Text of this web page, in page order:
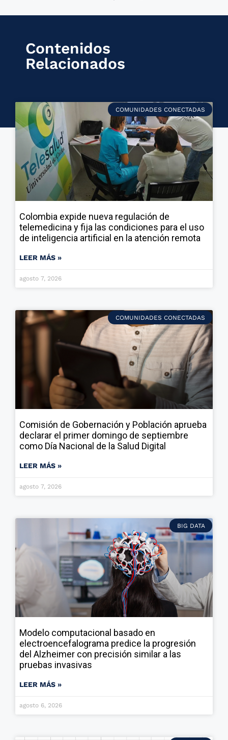
Contenidos
Relacionados
COMUNIDADES CONECTADAS
Colombia expide nueva regulación de
telemedicina y fija las condiciones para el uso
de inteligencia artificial en la atención remota
LEER MÁS »
agosto 7, 2026
COMUNIDADES CONECTADAS
Comisión de Gobernación y Población aprueba
declarar el primer domingo de septiembre
como Día Nacional de la Salud Digital
LEER MÁS »
agosto 7, 2026
BIG DATA
Modelo computacional basado en
electroencefalograma predice la progresión
del Alzheimer con precisión similar a las
pruebas invasivas
LEER MÁS »
agosto 6, 2026